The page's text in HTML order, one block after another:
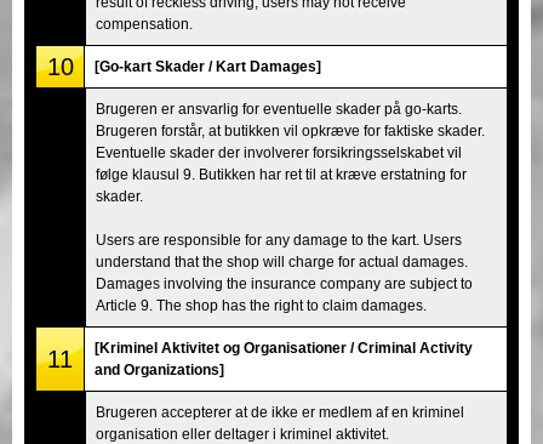
compensation.
10 [Go-kart Skader / Kart Damages]
Brugeren er ansvarlig for eventuelle skader på go-karts.
Brugeren forstår, at butikken vil opkræve for faktiske skader.
Eventuelle skader der involverer forsikringsselskabet vil
følge klausul 9. Butikken har ret til at kræve erstatning for
skader.
Users are responsible for any damage to the kart. Users
understand that the shop will charge for actual damages.
Damages involving the insurance company are subject to
Article 9. The shop has the right to claim damages.
11
[Kriminel Aktivitet og Organisationer / Criminal Activity
and Organizations]
Brugeren accepterer at de ikke er medlem af en kriminel
organisation eller deltager i kriminel aktivitet.